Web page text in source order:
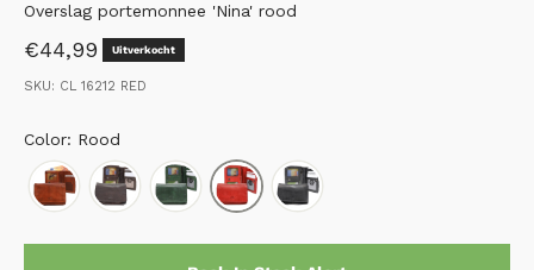
Overslag portemonnee 'Nina' rood
Aanbiedingsprijs
€44,99 Uitverkocht
SKU: CL 16212 RED
Color: Rood